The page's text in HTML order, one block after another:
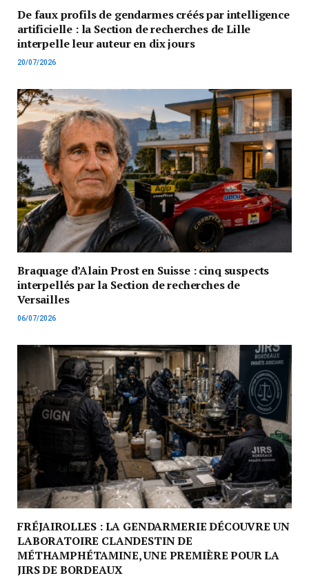
De faux profils de gendarmes créés par intelligence
artificielle : la Section de recherches de Lille
interpelle leur auteur en dix jours
20/07/2026
Braquage d’Alain Prost en Suisse : cinq suspects
interpellés par la Section de recherches de
Versailles
06/07/2026
FRÉJAIROLLES : LA GENDARMERIE DÉCOUVRE UN
LABORATOIRE CLANDESTIN DE
MÉTHAMPHÉTAMINE, UNE PREMIÈRE POUR LA
JIRS DE BORDEAUX